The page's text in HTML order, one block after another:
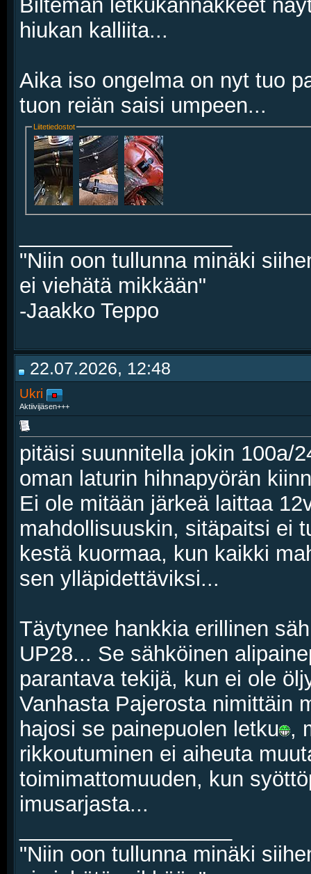
Bilteman letkukannakkeet
hiukan kalliita...
Aika iso ongelma on nyt tuo
tuon reiän saisi umpeen...
Liitetiedostot
"Niin oon tullunna minäki
ei viehätä mikkään"
-Jaakko Teppo
22.07.2026, 12:48
Ukri
Aktiivijäsen+++
pitäisi suunnitella jokin 100a/
oman laturin hihnapyörän
Ei ole mitään järkeä laittaa
mahdollisuuskin, sitäpaitsi ei
kestä kuormaa, kun kaikki
sen ylläpidettäviksi...
Täytynee hankkia erillinen
UP28... Se sähköinen
parantava tekijä, kun ei ole
Vanhasta Pajerosta nimittäin
hajosi se painepuolen letku ,
rikkoutuminen ei aiheuta
toimimattomuuden, kun
imusarjasta...
"Niin oon tullunna minäki